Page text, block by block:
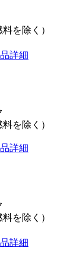
を除く）
詳細
を除く）
詳細
を除く）
詳細